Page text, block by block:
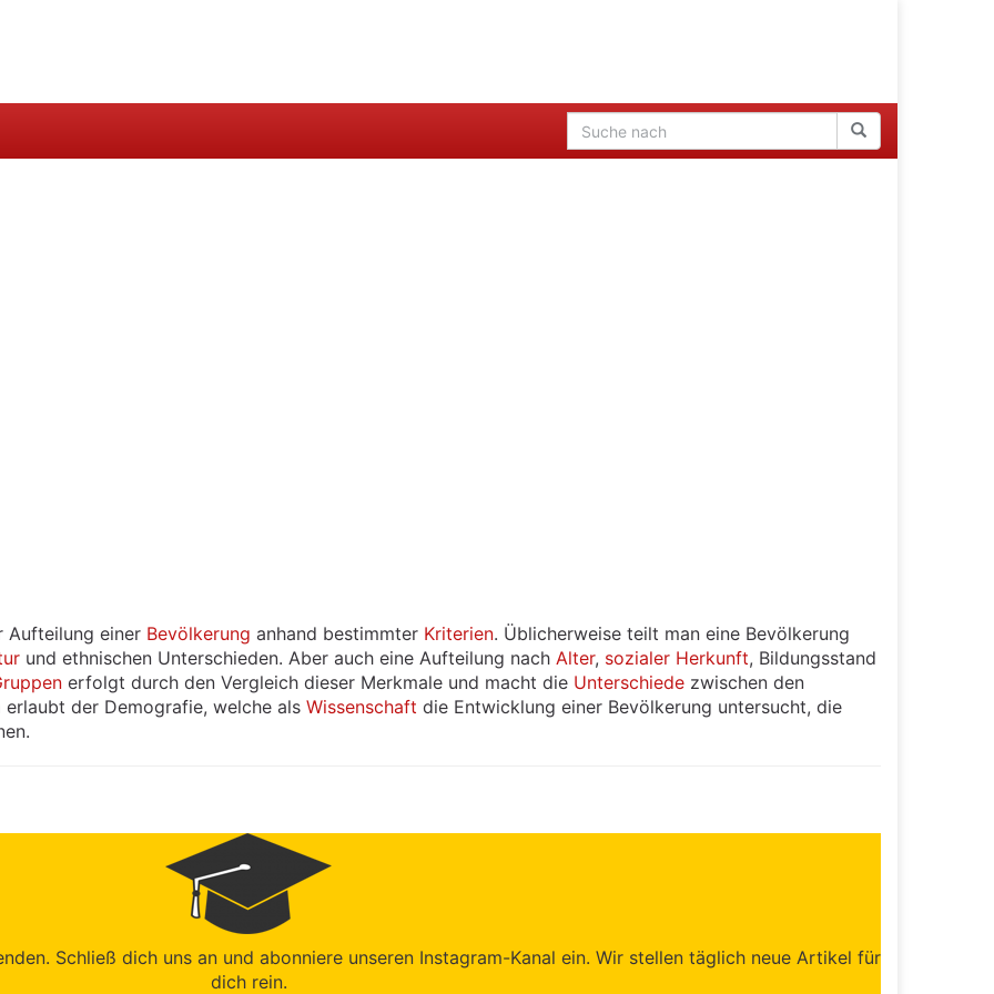
Aufteilung einer Bevölkerung anhand bestimmter Kriterien. Üblicherweise teilt man eine Bevölkerung
und ethnischen Unterschieden. Aber auch eine Aufteilung nach Alter, sozialer Herkunft, Bildungsstand
erfolgt durch den Vergleich dieser Merkmale und macht die Unterschiede zwischen den
der Demografie, welche als Wissenschaft die Entwicklung einer Bevölkerung untersucht, die
Schließ dich uns an und abonniere unseren Instagram-Kanal ein. Wir stellen täglich neue Artikel für
dich rein.